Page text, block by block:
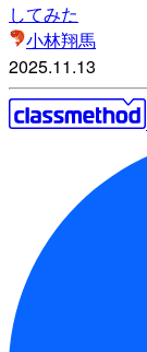
してみた
小林翔馬
2025.11.13